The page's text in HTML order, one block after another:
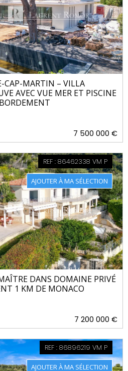
CAP-MARTIN – VILLA
AVEC VUE MER ET PISCINE
7 500 000 €
REF : 86462338 VM P
DANS DOMAINE PRIVÉ
1 KM DE MONACO
7 200 000 €
REF : 86896219 VM P